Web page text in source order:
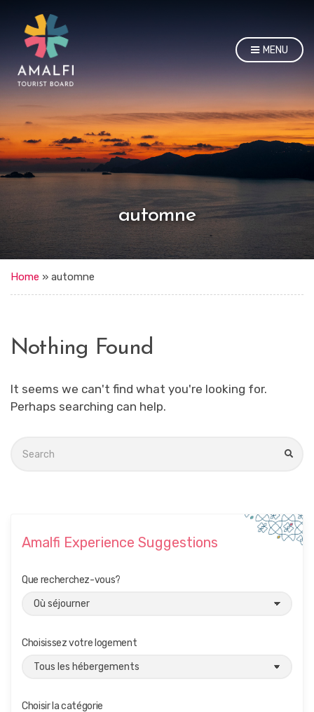
MENU
automne
Home » automne
Nothing Found
It seems we can't find what you're looking for.
Perhaps searching can help.
for:
Amalfi Experience Suggestions
Que recherchez-vous?
Choisissez votre logement
Choisir la catégorie